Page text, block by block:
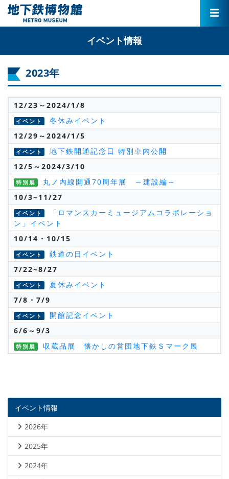
イベント情報
2023年
12/23～2024/1/8
イベント
冬休みイベント
12/29～2024/1/5
イベント
地下鉄開通記念日 特別車内公開
12/5～2024/3/10
特別展
丸ノ内線開通70周年展 ～建設編～
10/3~11/27
イベント
「ロマンスカーミュージアムコラボレーショ
ン」イベント
10/14・10/15
イベント
鉄道の日イベント
7/22~8/27
イベント
夏休みイベント
7/8・7/9
イベント
開館記念イベント
6/6～9/3
特別展 収蔵品展 懐かしの営団地下鉄Ｓマーク展
イベント情報
2026年
2025年
2024年